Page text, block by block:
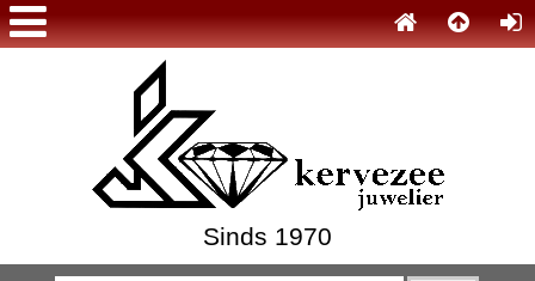
Sinds 1970